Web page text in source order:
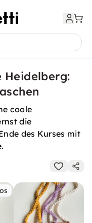
Heidelberg:
coole
die
des Kurses mit